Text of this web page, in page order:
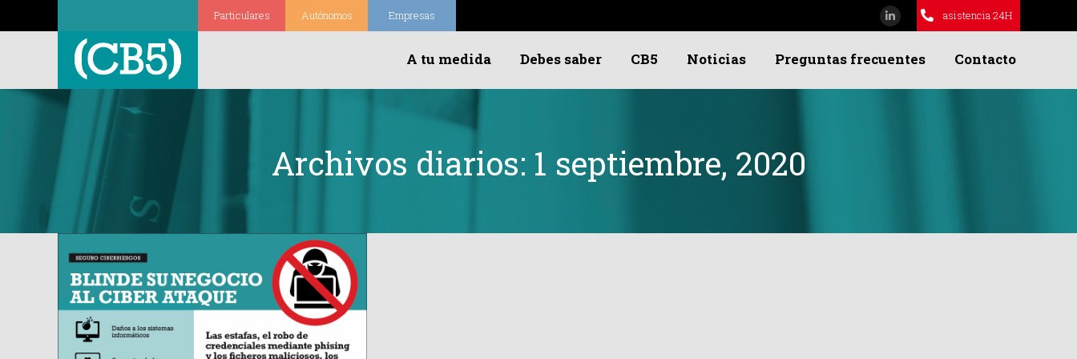
Particulares Autónomos Empresas
Linkedin
opens
in
asistencia 24H
A tu medida Debes saber CB5 Noticias Preguntas frecuentes Contacto
Archivos diarios: 1 septiembre, 2020